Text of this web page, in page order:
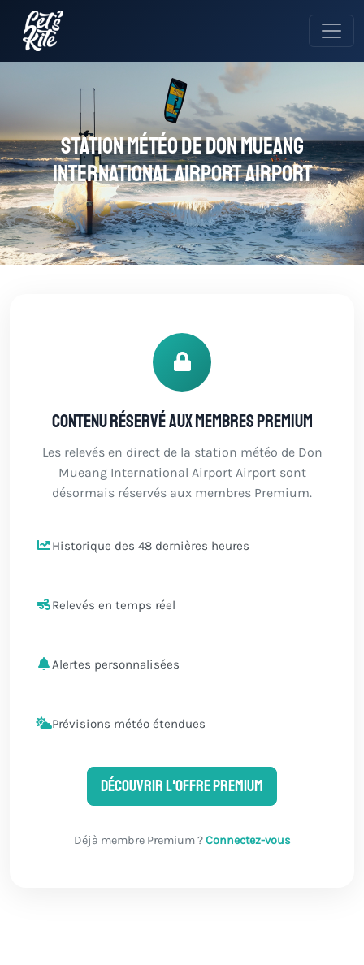
Station météo de Don Mueang
International Airport Airport
Contenu réservé aux membres Premium
Les relevés en direct de la station météo de Don
Mueang International Airport Airport sont
désormais réservés aux membres Premium.
Historique des 48 dernières heures
Relevés en temps réel
Alertes personnalisées
Prévisions météo étendues
Découvrir l'offre Premium
Déjà membre Premium ?Connectez-vous